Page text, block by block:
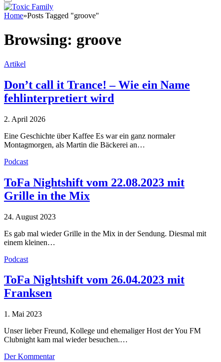
Home»Posts Tagged "groove"
Browsing: groove
Artikel
Don’t call it Trance! – Wie ein Name
fehlinterpretiert wird
2. April 2026
Eine Geschichte über Kaffee Es war ein ganz normaler
Montagmorgen, als Martin die Bäckerei an…
Podcast
ToFa Nightshift vom 22.08.2023 mit
Grille in the Mix
24. August 2023
Es gab mal wieder Grille in the Mix in der Sendung. Diesmal mit
einem kleinen…
Podcast
ToFa Nightshift vom 26.04.2023 mit
Franksen
1. Mai 2023
Unser lieber Freund, Kollege und ehemaliger Host der You FM
Clubnight kam mal wieder besuchen.…
Der Kommentar